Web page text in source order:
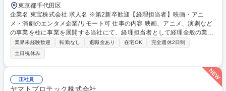
東京都千代田区
企業名 東宝株式会社 求人名 ※第2新卒歓迎【経理担当者】映画・アニ
メ・演劇のエンタメ企業/リモート可 仕事の内容 映画、アニメ、演劇など
の事業を柱に事業を展開する当社にて、経理担当者として経理全般の業務
をお任せします。 【具体的には】 ・各本部の損益計算および分析業務、
支払手続、経費精算システムにかかる業務 ・経営情報管理システムの帳簿
利用にかかる統括業務 ・決算業務や開示請求業務 等 募集職種 ※第2新卒
歓迎【経理担当者】映画・アニメ・演劇のエンタメ企業/リモート可
業界未経験歓迎 転勤なし 退職金あり 在宅OK
完全週休2日制
土日祝休み
正社員
ヤマトプロテック株式会社